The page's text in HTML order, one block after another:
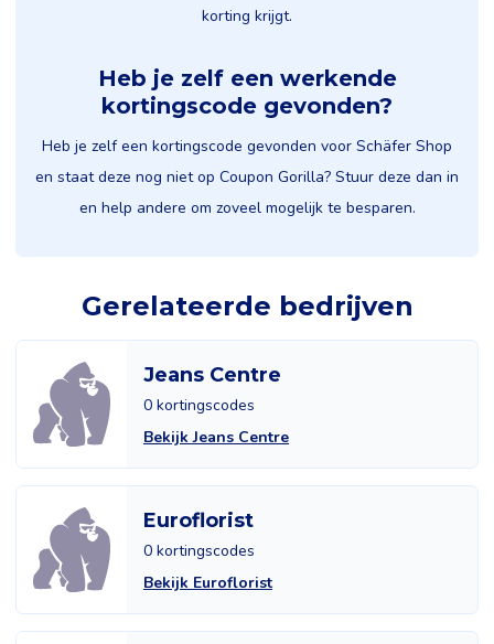
korting krijgt.
Heb je zelf een werkende
kortingscode gevonden?
Heb je zelf een kortingscode gevonden voor Schäfer Shop
en staat deze nog niet op Coupon Gorilla? Stuur deze dan in
en help andere om zoveel mogelijk te besparen.
Gerelateerde bedrijven
Jeans Centre
0 kortingscodes
Bekijk Jeans Centre
Euroflorist
0 kortingscodes
Bekijk Euroflorist